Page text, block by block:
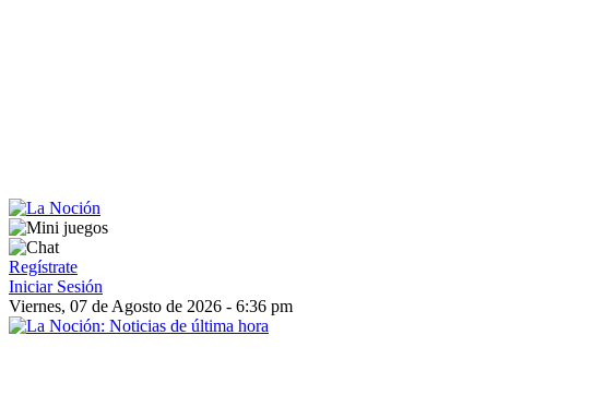
Regístrate
Iniciar Sesión
Viernes, 07 de Agosto de 2026 - 6:36 pm